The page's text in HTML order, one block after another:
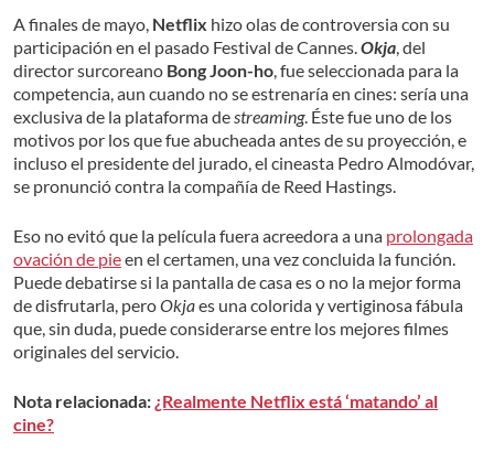
A finales de mayo, Netflix hizo olas de controversia con su
participación en el pasado Festival de Cannes.Okja, del
director surcoreano Bong Joon-ho, fue seleccionada para la
competencia, aun cuando no se estrenaría en cines: sería una
exclusiva de la plataforma destreaming. Éste fue uno de los
motivos por los que fue abucheada antes de su proyección, e
incluso el presidente del jurado, el cineasta Pedro Almodóvar,
se pronunció contra la compañía de Reed Hastings.
Eso no evitó que la película fuera acreedora a una prolongada
ovación de pieen el certamen, una vez concluida la función.
Puede debatirse si la pantalla de casa es o no la mejor forma
de disfrutarla, peroOkjaes una colorida y vertiginosa fábula
que, sin duda, puede considerarse entre los mejores filmes
originales del servicio.
Nota relacionada: ¿Realmente Netflix está ‘matando’ al
cine?